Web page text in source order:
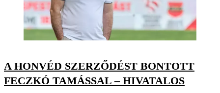
A HONVÉD SZERZŐDÉST BONTOTT
FECZKÓ TAMÁSSAL – HIVATALOS